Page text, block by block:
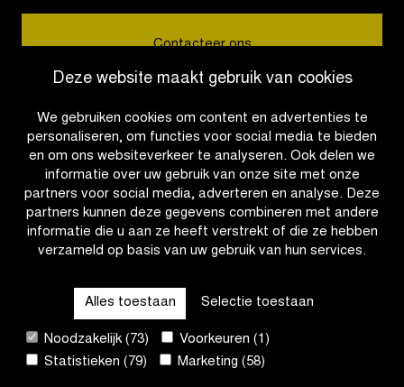
Deze website maakt gebruik van cookies
We gebruiken cookies om content en advertenties te
personaliseren, om functies voor social media te bieden
en om ons websiteverkeer te analyseren. Ook delen we
informatie over uw gebruik van onze site met onze
partners voor social media, adverteren en analyse. Deze
partners kunnen deze gegevens combineren met andere
informatie die u aan ze heeft verstrekt of die ze hebben
verzameld op basis van uw gebruik van hun services.
Alles toestaan Selectie toestaan
Noodzakelijk (73)
Voorkeuren (1)
Statistieken (79)
Marketing (58)
Contacteer ons
QUICK LINKS